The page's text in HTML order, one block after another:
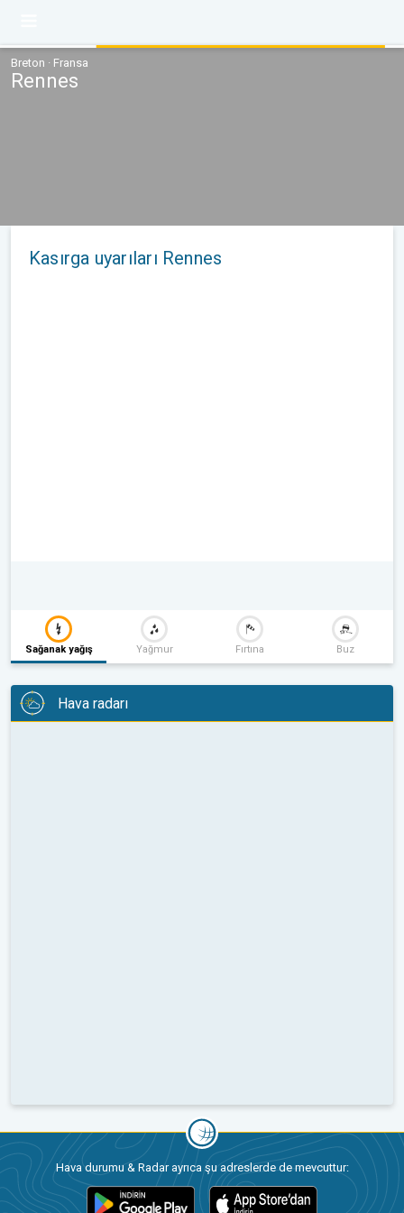
Breton · Fransa
Rennes
Kasırga uyarıları Rennes
Sağanak yağış Yağmur Fırtına Buz
Hava radarı
Hava durumu & Radar ayrıca şu adreslerde de mevcuttur: